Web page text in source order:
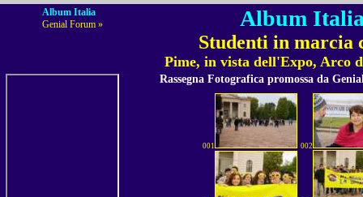
Album Italia
Genial Forum »
Album
Studenti in marcia
Pime, in vista dell'Expo, Arco
Rassegna Fotografica promossa da
001 002